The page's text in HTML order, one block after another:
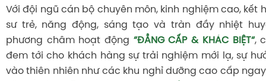
Với đội ngũ cán bộ chuyên môn, kinh nghiệm cao, kết
sư trẻ, năng động, sáng tạo và tràn đầy nhiệt
phương châm hoạt động “ĐẲNG CẤP & KHÁC BIỆT“,
đem tới cho khách hàng sự trải nghiệm mới lạ, sự
vào thiên nhiên như các khu nghỉ dưỡng cao cấp